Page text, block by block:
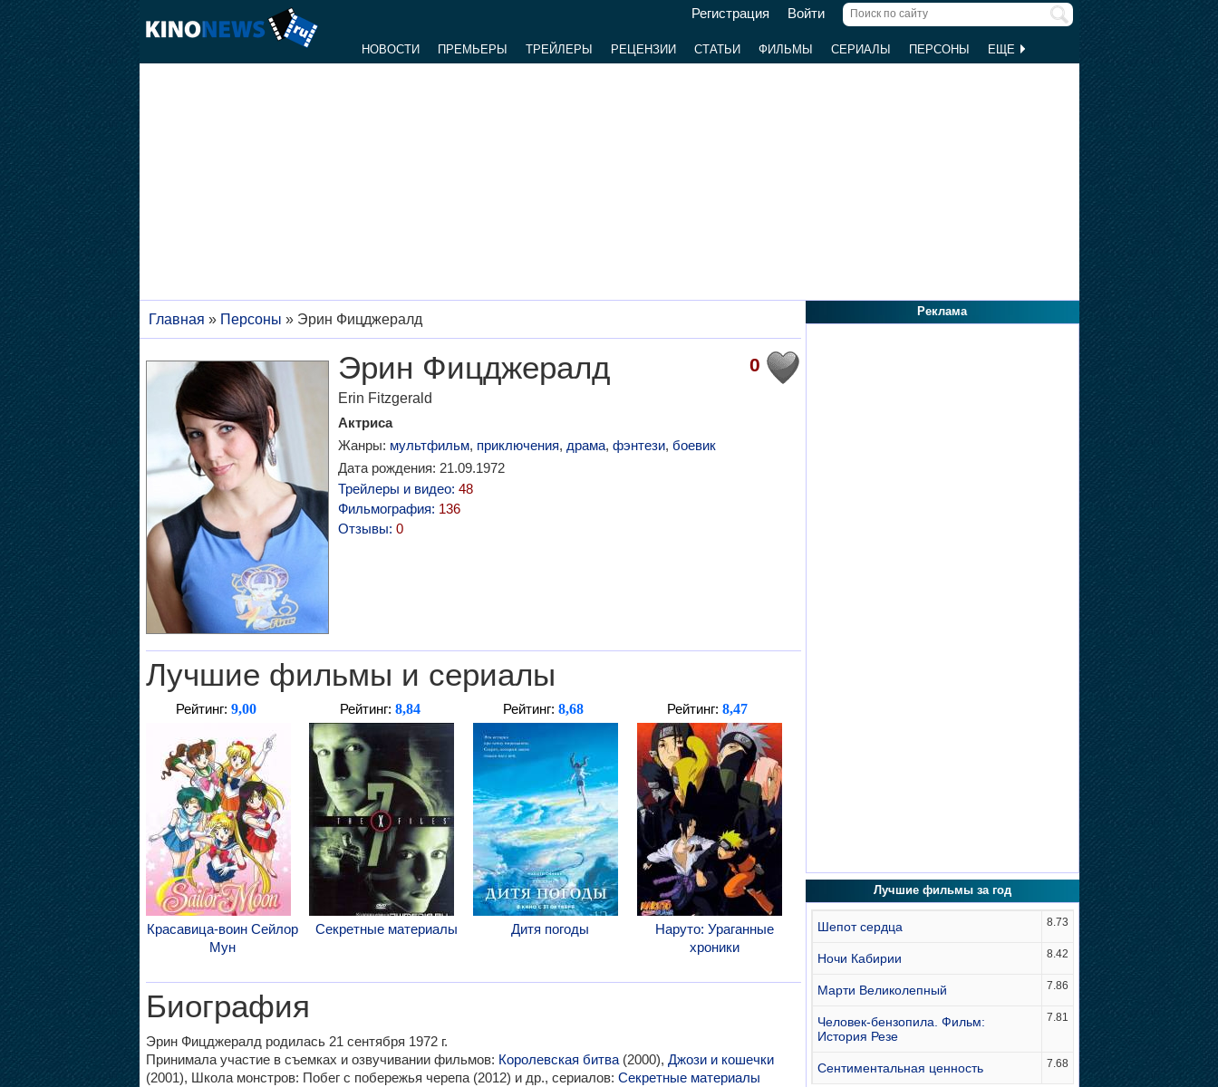
Регистрация Войти
НОВОСТИ ПРЕМЬЕРЫ ТРЕЙЛЕРЫ РЕЦЕНЗИИ СТАТЬИ ФИЛЬМЫ СЕРИАЛЫ ПЕРСОНЫ ЕЩЕ
Главная » Персоны » Эрин Фицджералд
0
Эрин Фицджералд
Erin Fitzgerald
Актриса
Жанры: мультфильм, приключения, драма, фэнтези, боевик
Дата рождения: 21.09.1972
Трейлеры и видео: 48
Фильмография: 136
Отзывы: 0
Лучшие фильмы и сериалы
Рейтинг: 9,00
Красавица-воин Сейлор
Мун
Рейтинг: 8,84
Секретные материалы
Рейтинг:8,68
Дитя погоды
Рейтинг:8,47
Наруто: Ураганные
хроники
Биография
Эрин Фицджералд родилась 21 сентября 1972 г.
Принимала участие в съемках и озвучивании фильмов: Королевская битва(2000), Джози и кошечки
(2001), Школа монстров: Побег с побережья черепа (2012) и др., сериалов: Секретные материалы
Реклама
Лучшие фильмы за год
Шепот сердца 8.73
Ночи Кабирии 8.42
Марти Великолепный 7.86
Человек-бензопила. Фильм:
История Резе
7.81
Сентиментальная ценность 7.68